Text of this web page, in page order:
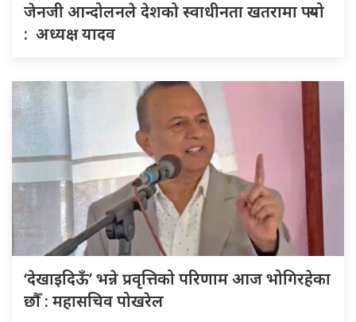
जेनजी आन्दोलनले देशको स्वाधीनता खतरामा पर्‍यो
: अध्यक्ष यादव
‘देखाइदिऊँ’ भन्ने प्रवृत्तिको परिणाम आज भोगिरहेका
छौँ : महासचिव पोखरेल